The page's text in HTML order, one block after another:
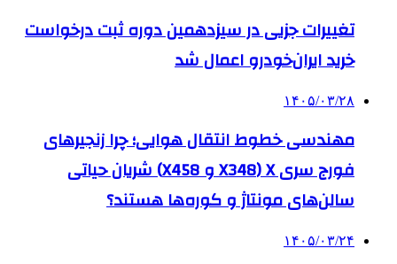
تغییرات جزیی در سیزدهمین دوره ثبت درخواست
خرید ایران‌خودرو اعمال شد
۱۴۰۵/۰۳/۲۸
مهندسی خطوط انتقال هوایی؛ چرا زنجیرهای
فورج سری X (X348 و X458) شریان حیاتی
سالن‌های مونتاژ و کوره‌ها هستند؟
۱۴۰۵/۰۳/۲۴